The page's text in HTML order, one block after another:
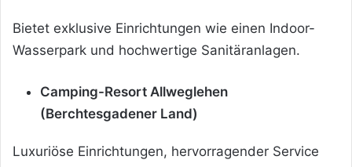
Bietet exklusive Einrichtungen wie einen Indoor-
Wasserpark und hochwertige Sanitäranlagen.
Camping-Resort Allweglehen
(Berchtesgadener Land)
Luxuriöse Einrichtungen, hervorragender Service